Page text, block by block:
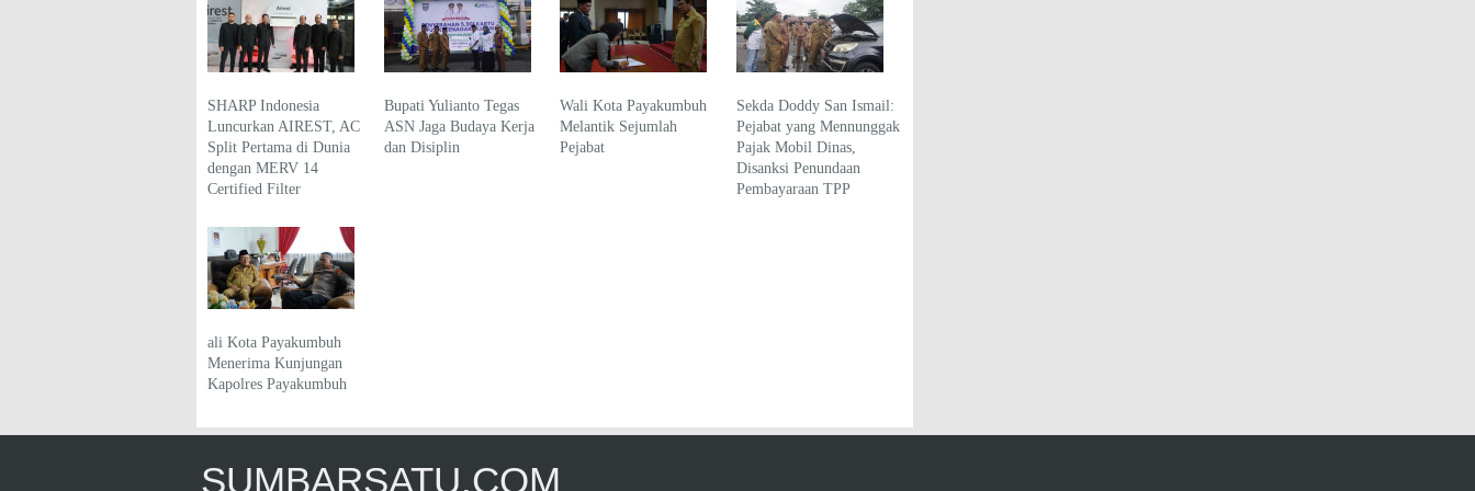
SHARP Indonesia
Luncurkan AIREST, AC
Split Pertama di Dunia
dengan MERV 14
Certified Filter
Bupati Yulianto Tegas
ASN Jaga Budaya Kerja
dan Disiplin
Wali Kota Payakumbuh
Melantik Sejumlah
Pejabat
Sekda Doddy San Ismail:
Pejabat yang Mennunggak
Pajak Mobil Dinas,
Disanksi Penundaan
Pembayaraan TPP
ali Kota Payakumbuh
Menerima Kunjungan
Kapolres Payakumbuh
SUMBARSATU.COM